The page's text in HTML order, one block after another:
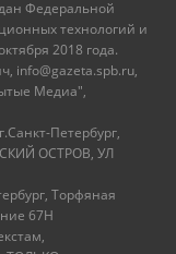
Федеральной
технологий и
2018 года.
info@gazeta.spb.ru,
Медиа",
Петербург,
ОСТРОВ, УЛ
Торфяная
67Н